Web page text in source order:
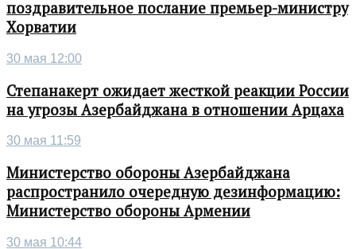
поздравительное послание премьер-министру
Хорватии
30 мая 12:00
Степанакерт ожидает жесткой реакции России
на угрозы Азербайджана в отношении Арцаха
30 мая 11:59
Министерство обороны Азербайджана
распространило очередную дезинформацию:
Министерство обороны Армении
30 мая 10:44